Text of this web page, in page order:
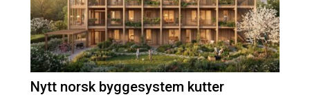
Nytt norsk byggesystem kutter